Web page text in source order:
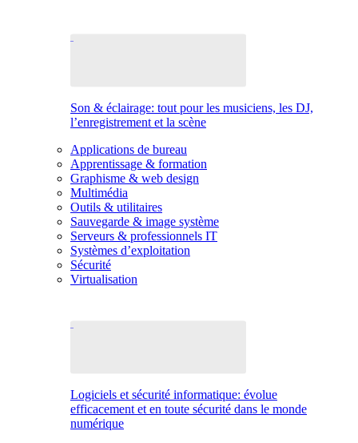
Son & éclairage: tout pour les musiciens, les DJ,
l’enregistrement et la scène
Applications de bureau
Apprentissage & formation
Graphisme & web design
Multimédia
Outils & utilitaires
Sauvegarde & image système
Serveurs & professionnels IT
Systèmes d’exploitation
Sécurité
Virtualisation
Logiciels et sécurité informatique: évolue
efficacement et en toute sécurité dans le monde
numérique